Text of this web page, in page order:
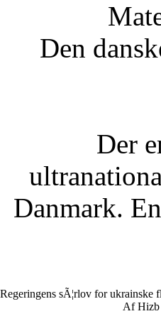
Den
Der
Danmark.
Regeringens sÃ¦rlov for ukrainske
Af Hizb